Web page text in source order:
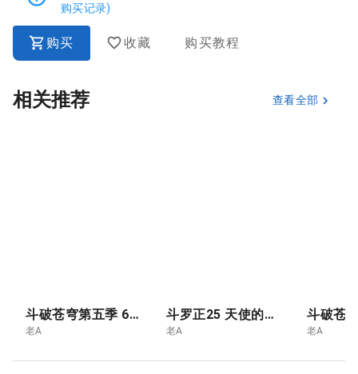
购买记录)
购买 收藏 购买教程
相关推荐 查看全部
斗破苍穹第五季 6.青莲独尊 云韵的终极突破- 斗尊
老A
斗罗正25 天使的暗面
老A 老A